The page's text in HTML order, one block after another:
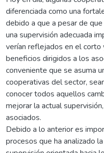
diferenciada como una
debido a que a pesar de
una supervisión adecuada
verían reflejados en el corto
beneficios dirigidos a los
conveniente que se asuma
cooperativas del sector,
conocer todos aquellos
mejorar la actual
asociados.
Debido a lo anterior es
procesos que ha analizado